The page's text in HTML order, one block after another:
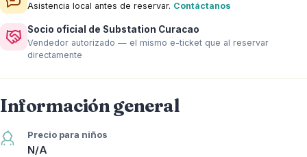
Asistencia local antes de reservar. Contáctanos
Socio oficial de Substation Curacao
Vendedor autorizado — el mismo e-ticket que al reservar
directamente
Información general
Precio para niños
N/A